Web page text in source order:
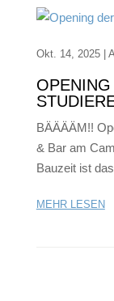
Okt. 14, 2025|
BÄÄÄÄM!!
& Bar am
Bauzeit ist
MEHR LESEN